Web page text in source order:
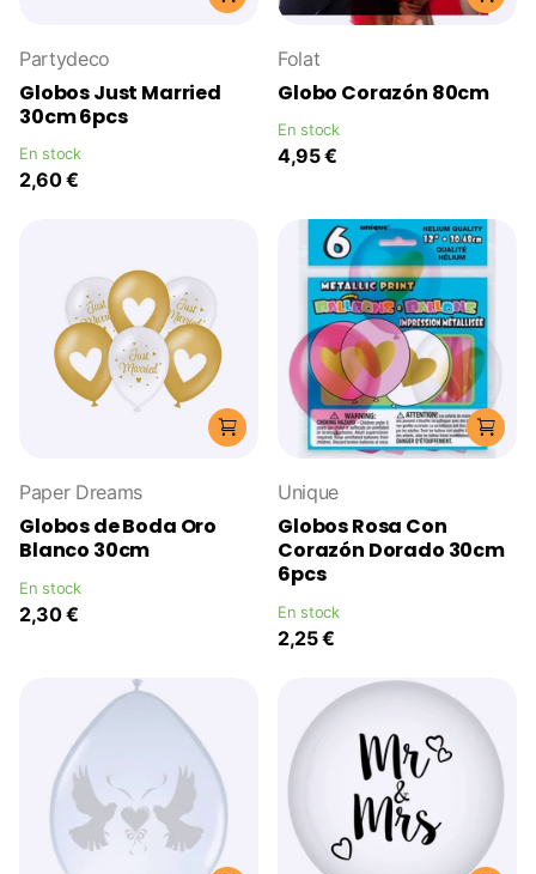
Partydeco
Globos Just Married
30cm 6pcs
En stock
2,60 €
Folat
Globo Corazón 80cm
En stock
4,95 €
Paper Dreams
Globos de Boda Oro
Blanco 30cm
En stock
2,30 €
Unique
Globos Rosa Con
Corazón Dorado 30cm
6pcs
En stock
2,25 €